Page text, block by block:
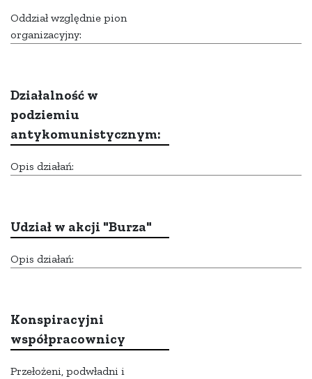
Oddział względnie pion
organizacyjny:
Działalność w
podziemiu
antykomunistycznym:
Opis działań:
Udział w akcji "Burza"
Opis działań:
Konspiracyjni
współpracownicy
Przełożeni, podwładni i